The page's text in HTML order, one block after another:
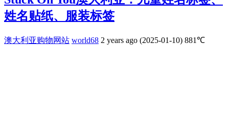
姓名贴纸、服装标签
澳大利亚购物网站 world68 2 years ago (2025-01-10) 881℃